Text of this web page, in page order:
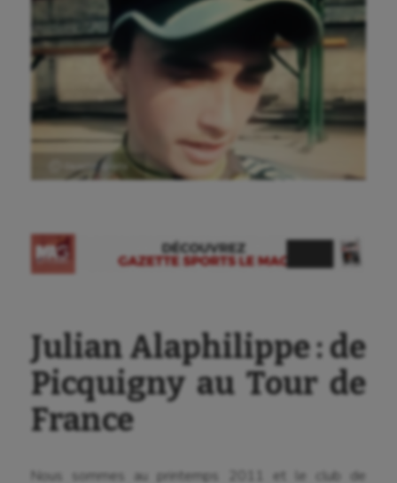
Aéronautique
Athlétisme
Julian Alaphilippe : de
Picquigny au Tour de
France
Nous sommes au printemps 2011 et le club de